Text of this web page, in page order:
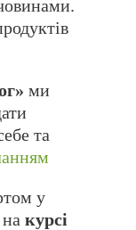
ми
та
у
курсі